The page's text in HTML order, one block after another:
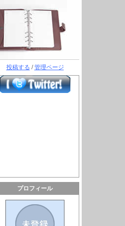
投稿する /管理ページ
プロフィール